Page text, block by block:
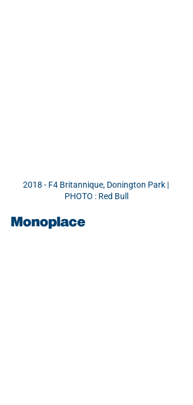
2018 - F4 Britannique, Donington Park |
PHOTO : Red Bull
Monoplace